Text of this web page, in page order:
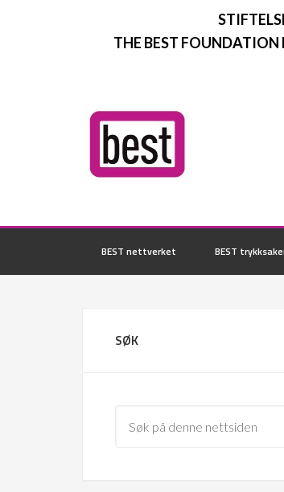
THE BEST FOUNDATION
BEST nettverket BEST
SØK